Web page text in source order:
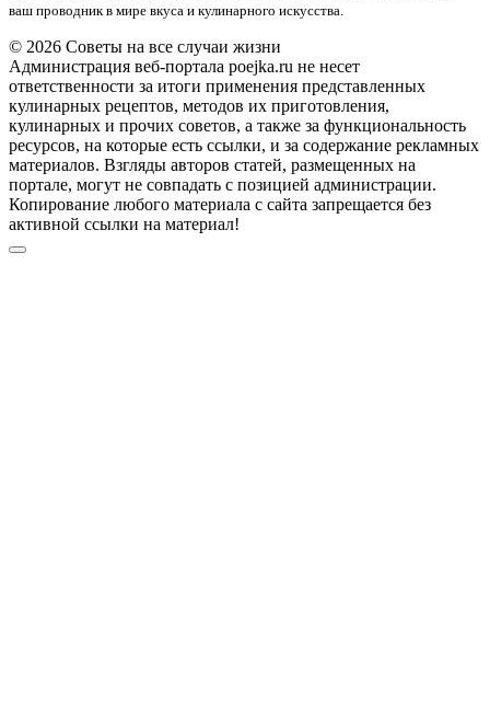
ваш проводник в мире вкуса и кулинарного искусства.
© 2026 Советы на все случаи жизни
Администрация веб-портала poejka.ru не несет
ответственности за итоги применения представленных
кулинарных рецептов, методов их приготовления,
кулинарных и прочих советов, а также за функциональность
ресурсов, на которые есть ссылки, и за содержание рекламных
материалов. Взгляды авторов статей, размещенных на
портале, могут не совпадать с позицией администрации.
Копирование любого материала с сайта запрещается без
активной ссылки на материал!